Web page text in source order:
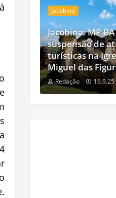
Jacobina
Jacobina: MP-
suspensão de
turísticas na
Miguel das
Redação 16.9.25